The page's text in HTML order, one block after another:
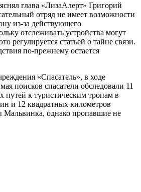
глава «ЛизаАлерт» Григорий
отряд не имеет возможности
из-за действующего
отслеживать устройства могут
регулируется статьей о тайне связи.
по-прежнему остается
«Спасатель», в ходе
поисков спасатели обследовали 11
путей к туристическим тропам в
и 12 квадратных километров
Мальвинка, однако пропавшие не